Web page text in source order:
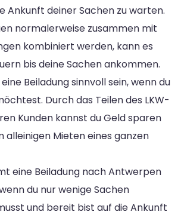
Ankunft deiner Sachen zu warten.
normalerweise zusammen mit
kombiniert werden, kann es
bis deine Sachen ankommen.
Beiladung sinnvoll sein, wenn du
Durch das Teilen des LKW-
Kunden kannst du Geld sparen
alleinigen Mieten eines ganzen
eine Beiladung nach Antwerpen
du nur wenige Sachen
und bereit bist auf die Ankunft